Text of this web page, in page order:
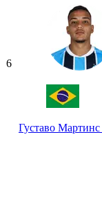
6
Густаво Мартинс